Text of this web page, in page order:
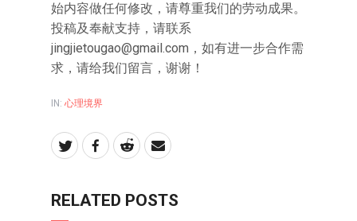
始内容做任何修改，请尊重我们的劳动成果。
投稿及奉献支持，请联系
jingjietougao@gmail.com ，如有进一步合作需
求，请给我们留言，谢谢！
IN: 心理境界
RELATED POSTS